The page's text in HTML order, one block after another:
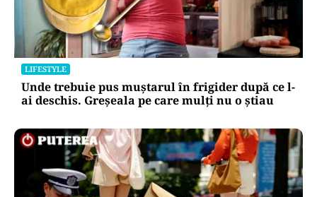
LIFESTYLE
Unde trebuie pus muștarul în frigider după ce l-
ai deschis. Greșeala pe care mulți nu o știau